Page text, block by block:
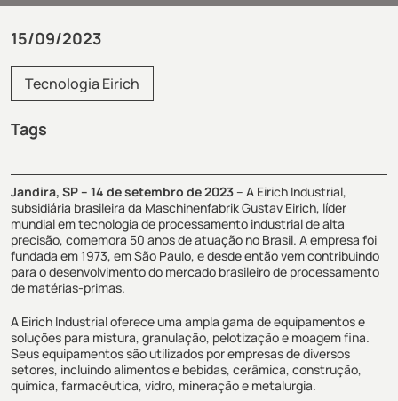
Jandira, SP – 14 de setembro de 2023– A Eirich Industrial,
subsidiária brasileira da Maschinenfabrik Gustav Eirich, líder
mundial em tecnologia de processamento industrial de alta
precisão, comemora 50 anos de atuação no Brasil. A empresa foi
fundada em 1973, em São Paulo, e desde então vem contribuindo
para o desenvolvimento do mercado brasileiro de processamento
de matérias-primas.
A Eirich Industrial oferece uma ampla gama de equipamentos e
soluções para mistura, granulação, pelotização e moagem fina.
Seus equipamentos são utilizados por empresas de diversos
setores, incluindo alimentos e bebidas, cerâmica, construção,
química, farmacêutica, vidro, mineração e metalurgia.
15/09/2023
Tecnologia Eirich
Tags